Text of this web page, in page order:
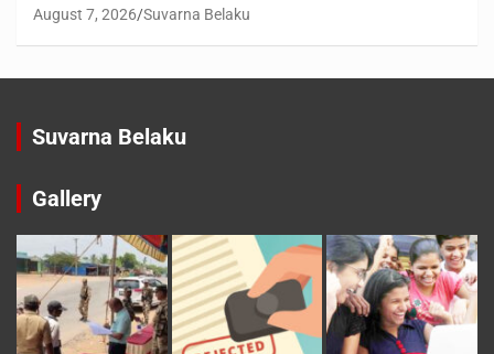
August 7, 2026 Suvarna Belaku
Suvarna Belaku
Gallery